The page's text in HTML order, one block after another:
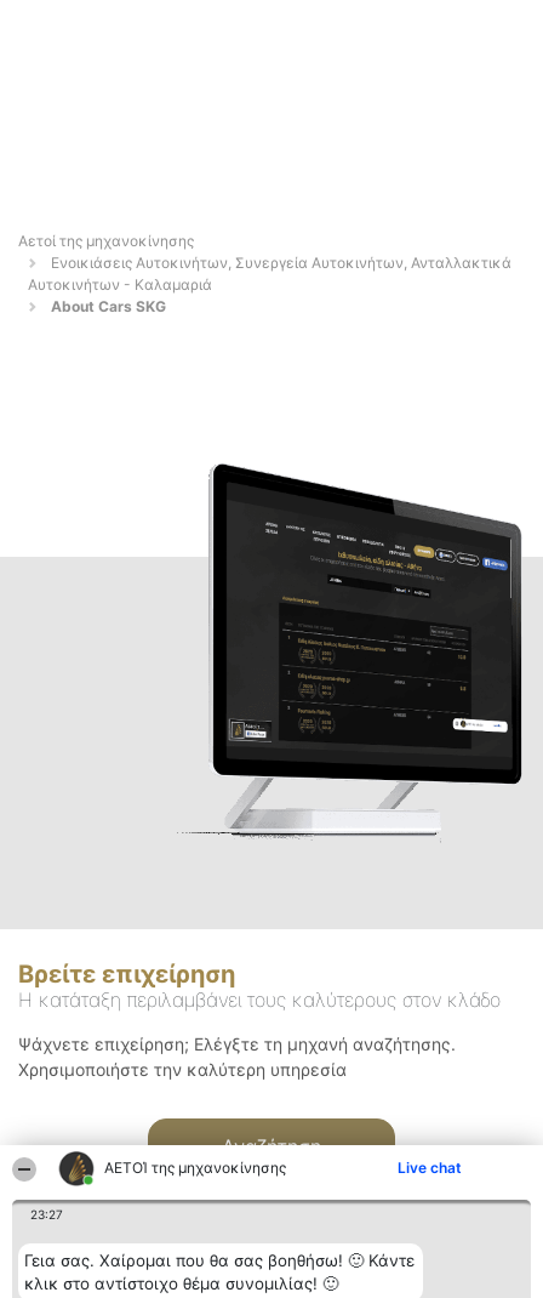
ΑΕΤΟΊ της μηχανοκίνησης Live chat
23:27
Γεια σας. Χαίρομαι που θα σας βοηθήσω! 🙂 Κάντε
κλικ στο αντίστοιχο θέμα συνομιλίας! 🙂
Αετοί της μηχανοκίνησης
Ενοικιάσεις Αυτοκινήτων, Συνεργεία Αυτοκινήτων, Ανταλλακτικά
Αυτοκινήτων - Καλαμαριά
About Cars SKG
Βρείτε επιχείρηση
Η κατάταξη περιλαμβάνει τους καλύτερους στον κλάδο
Ψάχνετε επιχείρηση; Ελέγξτε τη μηχανή αναζήτησης.
Χρησιμοποιήστε την καλύτερη υπηρεσία
Αναζήτηση